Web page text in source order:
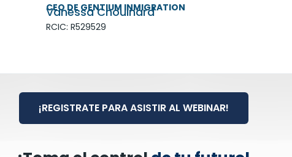
CEO DE GENTIUM INMIGRATION
Vanessa Chouinard
RCIC: R529529
¡REGISTRATE PARA ASISTIR AL WEBINAR!